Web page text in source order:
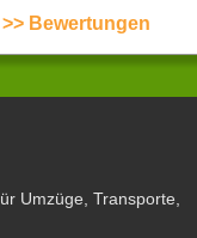
>> Bewertungen
Umzüge, Transporte,